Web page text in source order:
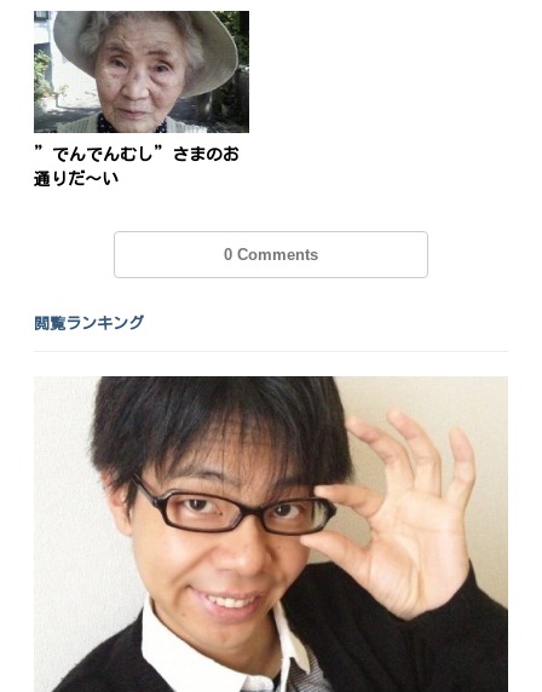
”でんでんむし”さまのお
通りだ～い
0 Comments
閲覧ランキング